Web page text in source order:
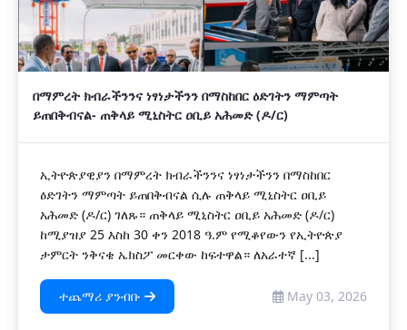
በማምረት ክብራችንንና ነፃነታችንን በማስከበር ዕድገትን ማምጣት
ይጠበቅብናል- ጠቅላይ ሚኒስትር ዐቢይ አሕመድ (ዶ/ር)
ኢትዮጵያዊያን በማምረት ክብራችንንና ነፃነታችንን በማስከበር
ዕድገትን ማምጣት ይጠበቅብናል ሲሉ ጠቅላይ ሚኒስትር ዐቢይ
አሕመድ (ዶ/ር) ገለጹ። ጠቅላይ ሚኒስትር ዐቢይ አሕመድ (ዶ/ር)
ከሚያዝያ 25 እስከ 30 ቀን 2018 ዓ.ም የሚቆየውን የኢትዮጵያ
ታምርት ንቅናቄ ኤክስፖ መርቀው ከፍተዋል። ለአራተኛ [...]
ተጨማሪ ያንብቡ May 03, 2026